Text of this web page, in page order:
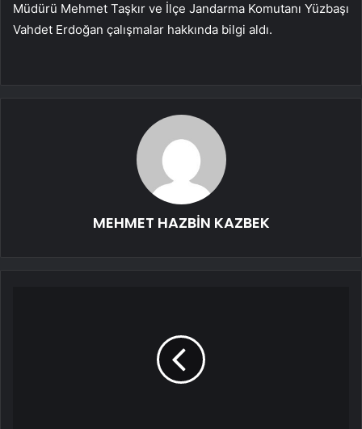
Müdürü Mehmet Taşkır ve İlçe Jandarma Komutanı Yüzbaşı
Vahdet Erdoğan çalışmalar hakkında bilgi aldı.
MEHMET HAZBİN KAZBEK